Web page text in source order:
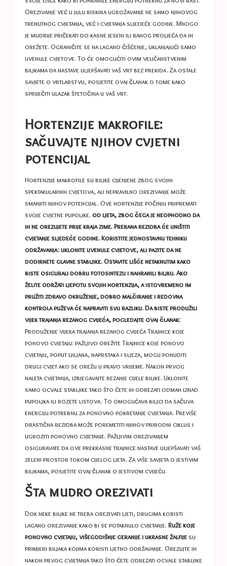
Orezivanje već u julu riskira ugrožavanje ne samo njihovog
trenutnog cvjetanja, već i cvjetanja sljedeće godine. Mnogo
je mudrije pričekati do kasne jeseni ili ranog proljeća da ih
orežete. Ograničite se na lagano čišćenje, uklanjajući samo
uvenule cvjetove. To će omogućiti ovim veličanstvenim
biljkama da nastave uljepšavati vaš vrt bez prekida. Za ostale
savjete o vrtlarstvu, posjetite ovaj članak o tome kako
spriječiti ulazak štetočina u vaš vrt.
Hortenzije makrofile:
sačuvajte njihov cvjetni
potencijal
Hortenzije makrofile su biljke cijenjene zbog svojih
spektakularnih cvjetova, ali nepravilno orezivanje može
smanjiti njihov potencijal. Ove hortenzije počinju pripremati
svoje cvjetne pupoljke. od ljeta, zbog čega je neophodno da
ih ne orezujete prije kraja zime. Prerana rezidba će uništiti
cvjetanje sljedeće godine. Koristite jednostavnu tehniku ​​
održavanja: uklonite uvenule cvjetove, ali pazite da ne
dodirnete glavne stabljike. Ostavite lišće netaknutim kako
biste osigurali dobru fotosintezu i nahranili biljku. Ako
želite održati ljepotu svojih hortenzija, a istovremeno im
pružiti zdravo okruženje, dobro malčiranje i redovna
kontrola puževa će napraviti svu razliku. Da biste produžili
vijek trajanja rezanog cvijeća, pogledajte ovaj članak:
Produženje vijeka trajanja rezanog cvijećaTrajnice koje
ponovo cvjetaju: pažljivo orežiteTrajnice koje ponovo
cvjetaju, poput ljiljana, naprstaka i sljeza, mogu ponuditi
drugi cvjet ako se orežu u pravo vrijeme. Nakon prvog
naleta cvjetanja, izbjegavajte rezanje cijele biljke. Uklonite
samo ocvale stabljike tako što ćete ih odrezati odmah iznad
pupoljka ili rozete listova. To omogućava biljci da sačuva
energiju potrebnu za ponovno pokretanje cvjetanja. Previše
drastična rezidba može poremetiti njihov prirodni ciklus i
ugroziti ponovno cvjetanje. Pažljivim orezivanjem
osiguravate da ove prekrasne trajnice nastave uljepšavati vaš
zeleni prostor tokom cijelog ljeta. Za više savjeta o jestivim
biljkama, posjetite ovaj članak o jestivom cvijeću.
Šta mudro orezivati
Dok neke biljke ne treba orezivati ​​ljeti, drugima koristi
lagano orezivanje kako bi se potaknulo cvjetanje. Ruže koje
ponovno cvjetaju, višegodišnje geranije i ukrasne žalfije su
primjeri biljaka kojima koristi ljetno održavanje. Orezujte ih
nakon prvog cvjetanja tako što ćete odrezati ocvale stabljike